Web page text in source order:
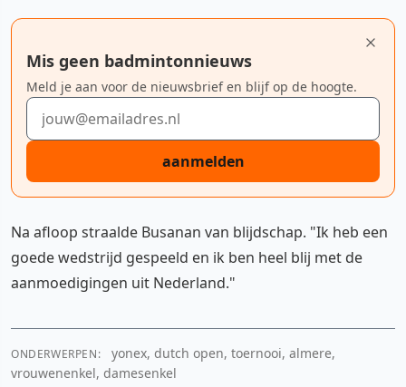
Mis geen badmintonnieuws
Meld je aan voor de nieuwsbrief en blijf op de hoogte.
E-mailadres
aanmelden
Na afloop straalde Busanan van blijdschap. "Ik heb een
goede wedstrijd gespeeld en ik ben heel blij met de
aanmoedigingen uit Nederland."
ONDERWERPEN:
yonex, dutch open, toernooi, almere,
vrouwenenkel, damesenkel